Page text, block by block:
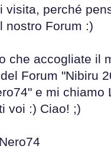
visita, perché
nostro Forum :)
che accogliate il
Forum "Nibiru
e mi chiamo
voi :) Ciao! ;)